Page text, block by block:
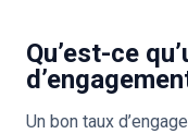
Qu’est-ce
Un bon taux